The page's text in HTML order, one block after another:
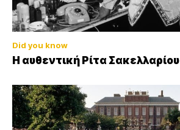
Did you know
Η αυθεντική Ρίτα Σακελλαρίου